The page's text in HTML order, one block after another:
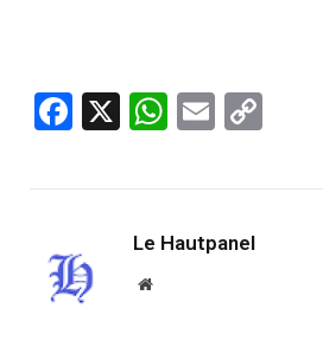
Facebook
X WhatsApp
Email
Le Hautpanel
Website